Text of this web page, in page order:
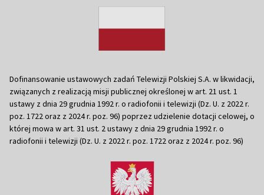
Dofinansowanie ustawowych zadań Telewizji Polskiej S.A. w likwidacji,
związanych z realizacją misji publicznej określonej w art. 21 ust. 1
ustawy z dnia 29 grudnia 1992 r. o radiofonii i telewizji (Dz. U. z 2022 r.
poz. 1722 oraz z 2024 r. poz. 96) poprzez udzielenie dotacji celowej, o
której mowa w art. 31 ust. 2 ustawy z dnia 29 grudnia 1992 r. o
radiofonii i telewizji (Dz. U. z 2022 r. poz. 1722 oraz z 2024 r. poz. 96)